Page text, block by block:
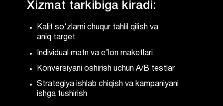
Xizmat tarkibiga kiradi:
Kalit so‘zlarni chuqur tahlil qilish va
aniq target
Individual matn va e’lon maketlari
Konversiyani oshirish uchun A/B testlar
Strategiya ishlab chiqish va kampaniyani
ishga tushirish